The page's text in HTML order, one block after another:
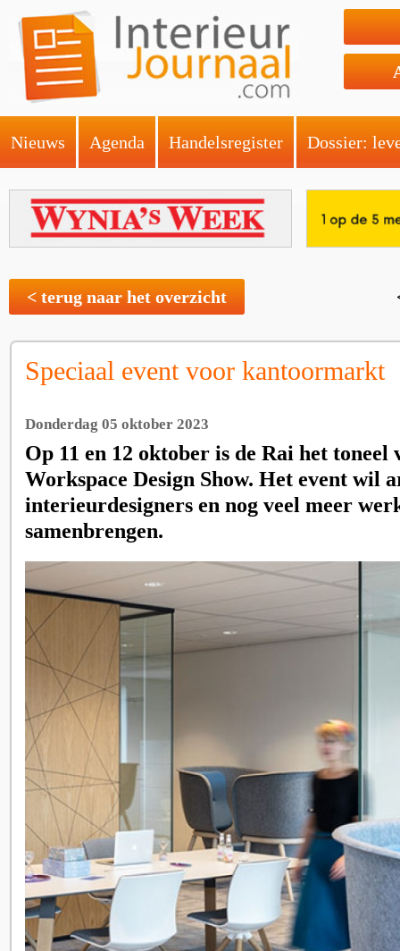
Nieuws Agenda Handelsregister Dossier:
< terug naar het overzicht
Speciaal event voor kantoormarkt
Donderdag 05 oktober 2023
Op 11 en 12 oktober is de Rai het toneel
Workspace Design Show. Het event wil
interieurdesigners en nog veel meer
samenbrengen.